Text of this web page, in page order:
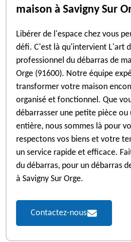
maison à Savigny Sur
Libérer de l'espace chez vous
défi. C'est là qu'intervient L'art
professionnel du débarras de
Orge (91600). Notre équipe
transformer votre maison
organisé et fonctionnel. Que
débarrasser une petite pièce ou
entière, nous sommes là pour
respectons vos biens et votre
un service rapide et efficace.
du débarras, pour un débarras
à Savigny Sur Orge.
Contactez-nous